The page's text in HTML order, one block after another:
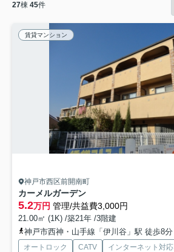
27棟 45件
賃貸マンション
神戸市西区前開南町
カーメルガーデン
5.2万円 管理/共益費3,000円
21.00㎡ (1K) /築21年 /3階建
神戸市西神・山手線「伊川谷」駅 徒歩8分
オートロック CATV インターネット対応